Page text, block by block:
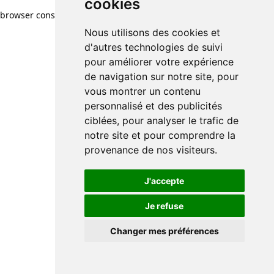
cookies
Nous utilisons des cookies et
d'autres technologies de suivi
pour améliorer votre expérience
de navigation sur notre site, pour
vous montrer un contenu
personnalisé et des publicités
ciblées, pour analyser le trafic de
notre site et pour comprendre la
provenance de nos visiteurs.
J'accepte
Je refuse
Changer mes préférences
browser console for more information)